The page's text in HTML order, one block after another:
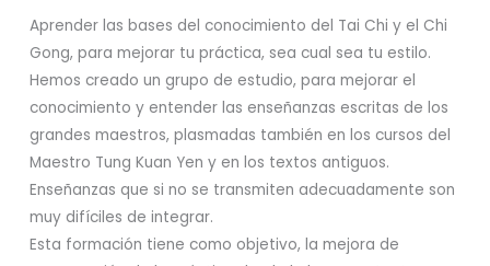
Aprender las bases del conocimiento del Tai Chi y el Chi
Gong, para mejorar tu práctica, sea cual sea tu estilo.
Hemos creado un grupo de estudio, para mejorar el
conocimiento y entender las enseñanzas escritas de los
grandes maestros, plasmadas también en los cursos del
Maestro Tung Kuan Yen y en los textos antiguos.
Enseñanzas que si no se transmiten adecuadamente son
muy difíciles de integrar.
Esta formación tiene como objetivo, la mejora de